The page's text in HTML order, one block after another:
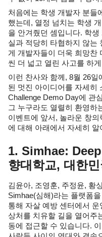
처음에는 학생 개발자 분들
했는데, 열정 넘치는 학생
을 안겨줬던 셈입니다. 학
실과 적당히 타협하지 않는
게 개발자들이 더욱 희망찬
씬 더 넓고 열린 사고를 하
이런 찬사와 함께, 8월 26일
된 멋진 아이디어를 자세히
Challenge Demo Day에 관
그 누구라도 열렬히 환영하
이벤트에 앞서, 놀라운 창
에 대해 아래에서 자세히 알
1. Simhae:
향대학교, 대한
김윤아, 조영훈, 주정윤, 황
Simhae(심해)라는 플랫폼
통해 자살 예방 센터에서
상처를 치유할 길을 열어주
동에 접근할 수 있습니다.